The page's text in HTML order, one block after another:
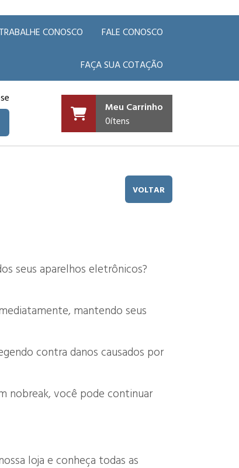
TRABALHE CONOSCO FALE CONOSCO
FAÇA SUA COTAÇÃO
Meu Carrinho
0ítens
VOLTAR
seus aparelhos eletrônicos?
mantendo seus
contra danos causados por
nobreak, você pode continuar
loja e conheça todas as